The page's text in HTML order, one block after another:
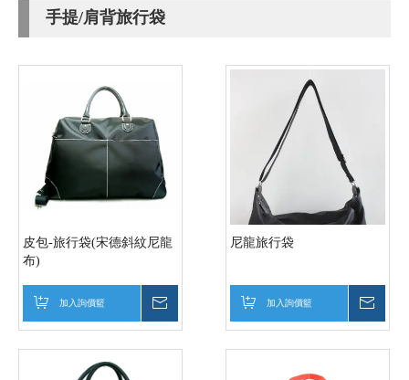
手提/肩背旅行袋
皮包-旅行袋(宋德斜紋尼龍
布)
加入詢價籃
尼龍旅行袋
加入詢價籃